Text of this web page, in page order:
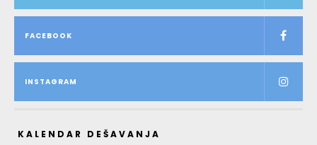
FACEBOOK
INSTAGRAM
KALENDAR DEŠAVANJA